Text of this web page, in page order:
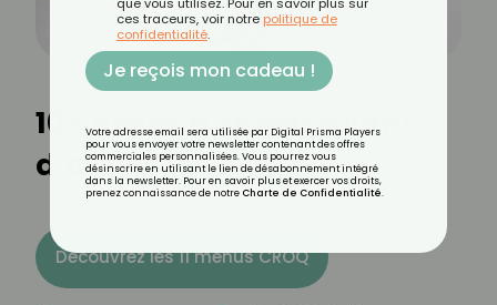
10 choses à savoir avant
d’acheter un air fryer
Découvrez les 11 menus CROQ
ces traceurs, voir notre politique de
confidentialité.
Je reçois mon cadeau !
Votre adresse email sera utilisée par Digital Prisma Players
pour vous envoyer votre newsletter contenant des offres
commerciales personnalisées. Vous pourrez vous
désinscrire en utilisant le lien de désabonnement intégré
dans la newsletter. Pour en savoir plus et exercer vos droits,
prenez connaissance de notre Charte de Confidentialité.